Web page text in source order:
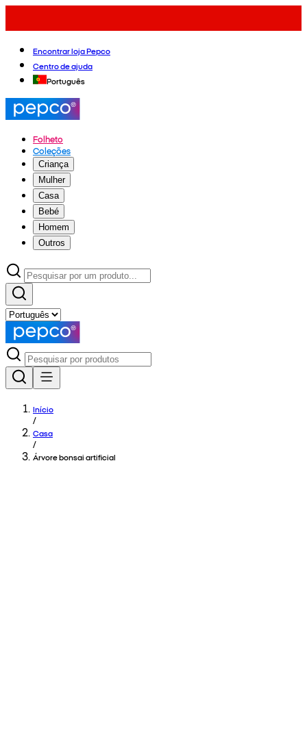
Encontrar loja Pepco
Centro de ajuda
Português
Folheto
Coleções
Criança
Mulher
Casa
Bebé
Homem
Outros
Início
/
Casa
/
Árvore bonsai artificial